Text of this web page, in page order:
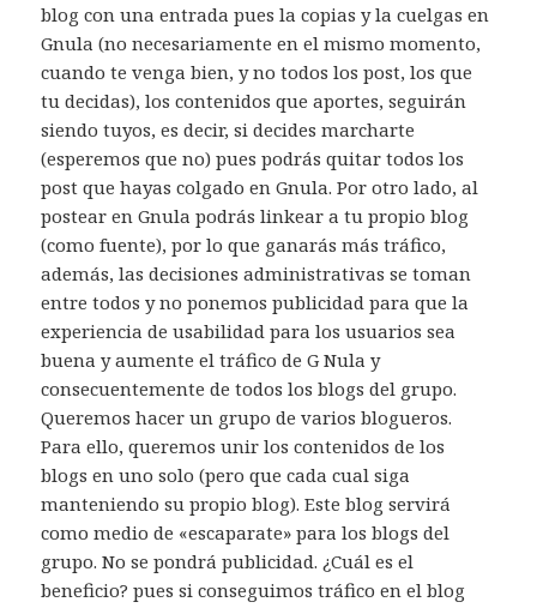
blog con una entrada pues la copias y la cuelgas en
Gnula (no necesariamente en el mismo momento,
cuando te venga bien, y no todos los post, los que
tu decidas), los contenidos que aportes, seguirán
siendo tuyos, es decir, si decides marcharte
(esperemos que no) pues podrás quitar todos los
post que hayas colgado en Gnula. Por otro lado, al
postear en Gnula podrás linkear a tu propio blog
(como fuente), por lo que ganarás más tráfico,
además, las decisiones administrativas se toman
entre todos y no ponemos publicidad para que la
experiencia de usabilidad para los usuarios sea
buena y aumente el tráfico de G Nula y
consecuentemente de todos los blogs del grupo.
Queremos hacer un grupo de varios blogueros.
Para ello, queremos unir los contenidos de los
blogs en uno solo (pero que cada cual siga
manteniendo su propio blog). Este blog servirá
como medio de «escaparate» para los blogs del
grupo. No se pondrá publicidad. ¿Cuál es el
beneficio? pues si conseguimos tráfico en el blog